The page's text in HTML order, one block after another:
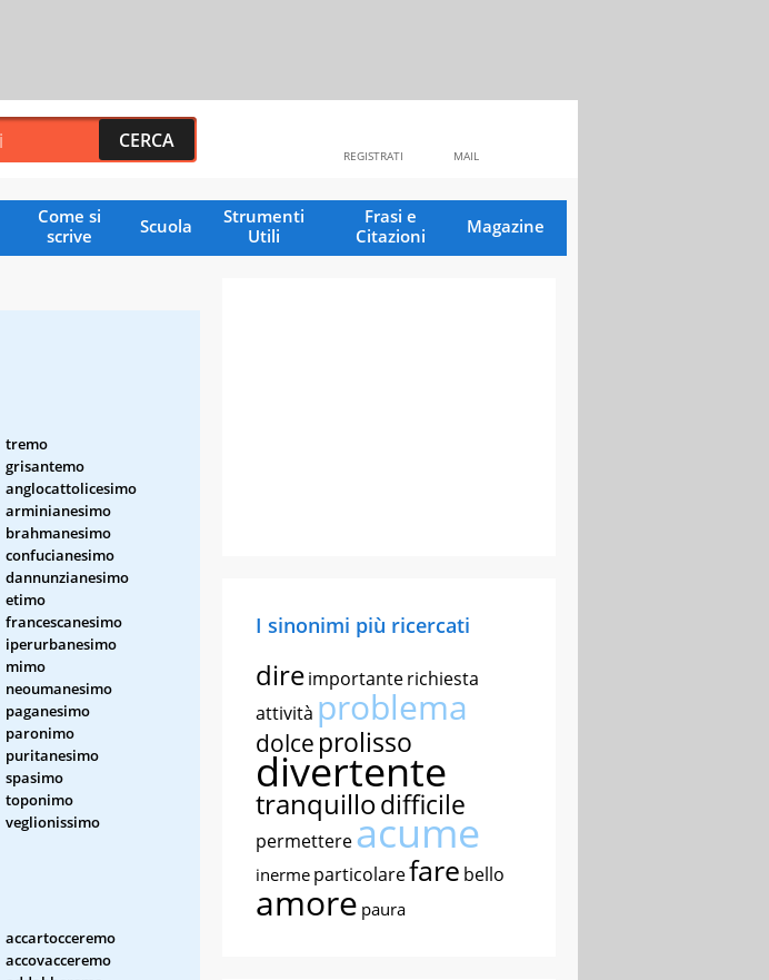
MAIL
REGISTRATI
Come si
scrive
Scuola
Strumenti
Utili
Frasi e
Citazioni
Magazine
tremo
grisantemo
anglocattolicesimo
arminianesimo
brahmanesimo
confucianesimo
dannunzianesimo
etimo
francescanesimo
iperurbanesimo
mimo
neoumanesimo
paganesimo
paronimo
puritanesimo
spasimo
toponimo
veglionissimo
accartocceremo
accovacceremo
I sinonimi più ricercati
direimportanterichiesta
attività problema
dolce prolisso
divertente
tranquillodifficile
permettereacume
inerme particolarefare bello
amore paura